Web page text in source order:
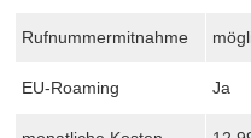
Rufnummermitnahme
EU-Roaming Ja